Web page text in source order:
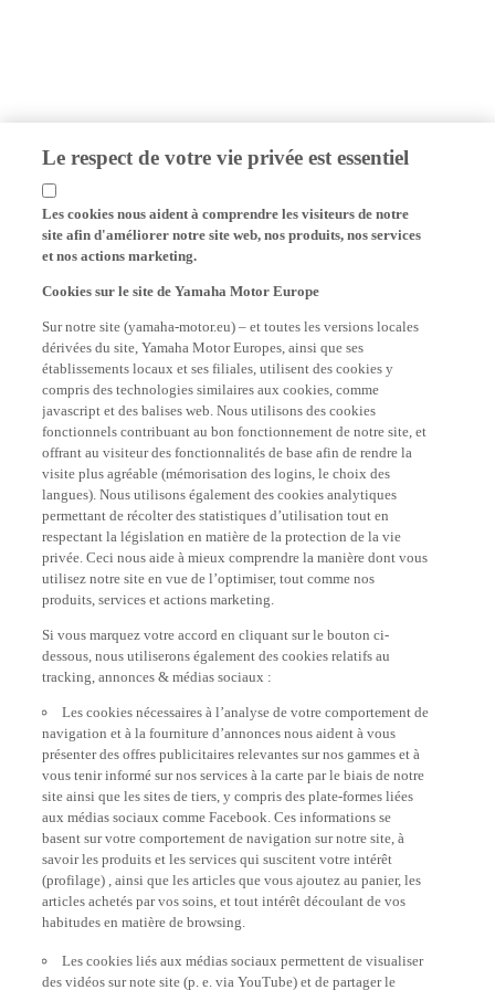
Le respect de votre vie privée est essentiel
Les cookies nous aident à comprendre les visiteurs de notre
site afin d'améliorer notre site web, nos produits, nos services
et nos actions marketing.
Cookies sur le site de Yamaha Motor Europe
Sur notre site (yamaha-motor.eu) – et toutes les versions locales
dérivées du site, Yamaha Motor Europes, ainsi que ses
établissements locaux et ses filiales, utilisent des cookies y
compris des technologies similaires aux cookies, comme
javascript et des balises web. Nous utilisons des cookies
fonctionnels contribuant au bon fonctionnement de notre site, et
offrant au visiteur des fonctionnalités de base afin de rendre la
visite plus agréable (mémorisation des logins, le choix des
langues). Nous utilisons également des cookies analytiques
permettant de récolter des statistiques d’utilisation tout en
respectant la législation en matière de la protection de la vie
privée. Ceci nous aide à mieux comprendre la manière dont vous
utilisez notre site en vue de l’optimiser, tout comme nos
produits, services et actions marketing.
Si vous marquez votre accord en cliquant sur le bouton ci-
dessous, nous utiliserons également des cookies relatifs au
tracking, annonces & médias sociaux :
Les cookies nécessaires à l’analyse de votre comportement de
navigation et à la fourniture d’annonces nous aident à vous
présenter des offres publicitaires relevantes sur nos gammes et à
vous tenir informé sur nos services à la carte par le biais de notre
site ainsi que les sites de tiers, y compris des plate-formes liées
aux médias sociaux comme Facebook. Ces informations se
basent sur votre comportement de navigation sur notre site, à
savoir les produits et les services qui suscitent votre intérêt
(profilage) , ainsi que les articles que vous ajoutez au panier, les
articles achetés par vos soins, et tout intérêt découlant de vos
habitudes en matière de browsing.
Les cookies liés aux médias sociaux permettent de visualiser
des vidéos sur note site (p. e. via YouTube) et de partager le